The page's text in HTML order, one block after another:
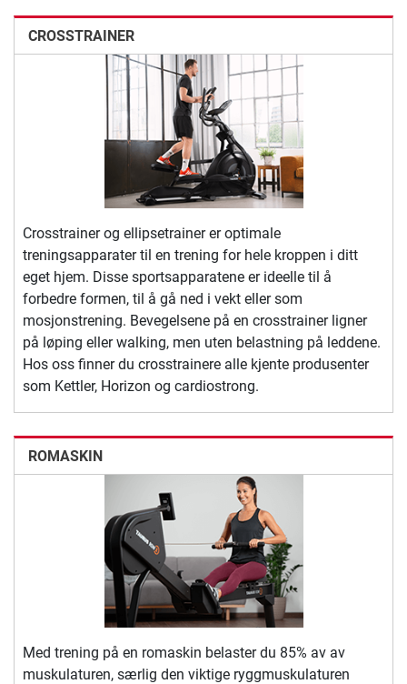
CROSSTRAINER
Crosstrainer og ellipsetrainer er optimale
treningsapparater til en trening for hele kroppen i ditt
eget hjem. Disse sportsapparatene er ideelle til å
forbedre formen, til å gå ned i vekt eller som
mosjonstrening. Bevegelsene på en crosstrainer ligner
på løping eller walking, men uten belastning på leddene.
Hos oss finner du crosstrainere alle kjente produsenter
som Kettler, Horizon og cardiostrong.
ROMASKIN
Med trening på en romaskin belaster du 85% av av
muskulaturen, særlig den viktige ryggmuskulaturen